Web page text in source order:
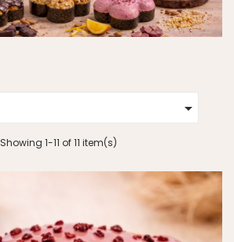

Showing 1-11 of 11 item(s)